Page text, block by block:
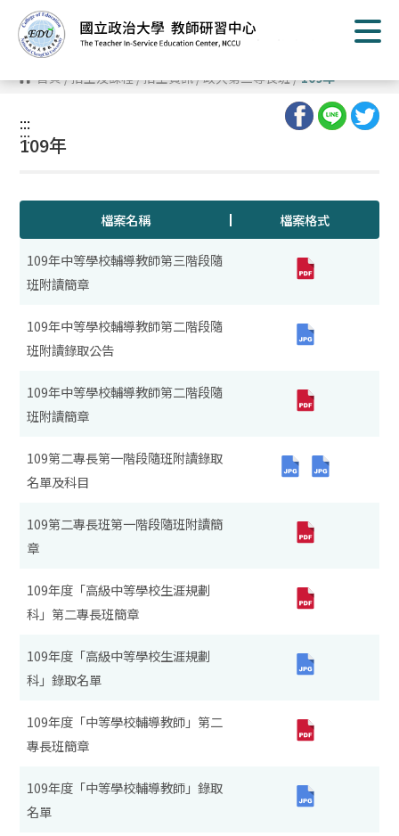
到
主
要
容 首頁/招生及課程/招生資訊/政大第二專長班/109年
:::
:::
109年
檔案名稱 檔案格式
109年中等學校輔導教師第三階段隨
班附讀簡章
109年中等學校輔導教師第二階段隨
班附讀錄取公告
109年中等學校輔導教師第二階段隨
班附讀簡章
109第二專長第一階段隨班附讀錄取
名單及科目
109第二專長班第一階段隨班附讀簡
章
109年度「高級中等學校生涯規劃
科」第二專長班簡章
109年度「高級中等學校生涯規劃
科」錄取名單
109年度「中等學校輔導教師」第二
專長班簡章
109年度「中等學校輔導教師」錄取
名單